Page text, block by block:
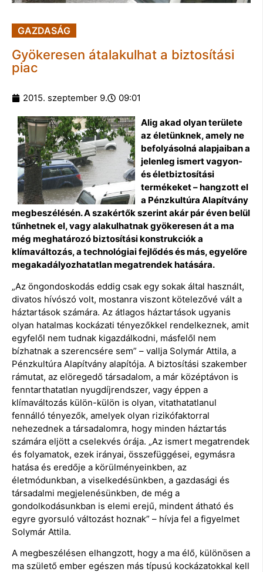
GAZDASÁG
Gyökeresen átalakulhat a biztosítási
piac
2015. szeptember 9. 09:01
Alig akad olyan területe
az életünknek, amely ne
befolyásolná alapjaiban a
jelenleg ismert vagyon-
és életbiztosítási
termékeket – hangzott el
a Pénzkultúra Alapítvány
megbeszélésén. A szakértők szerint akár pár éven belül
tűnhetnek el, vagy alakulhatnak gyökeresen át a ma
még meghatározó biztosítási konstrukciók a
klímaváltozás, a technológiai fejlődés és más, egyelőre
megakadályozhatatlan megatrendek hatására.
„Az öngondoskodás eddig csak egy sokak által használt,
divatos hívószó volt, mostanra viszont kötelezővé vált a
háztartások számára. Az átlagos háztartások ugyanis
olyan hatalmas kockázati tényezőkkel rendelkeznek, amit
egyfelől nem tudnak kigazdálkodni, másfelől nem
bízhatnak a szerencsére sem” – vallja Solymár Attila, a
Pénzkultúra Alapítvány alapítója. A biztosítási szakember
rámutat, az elöregedő társadalom, a már középtávon is
fenntarthatatlan nyugdíjrendszer, vagy éppen a
klímaváltozás külön-külön is olyan, vitathatatlanul
fennálló tényezők, amelyek olyan rizikófaktorral
nehezednek a társadalomra, hogy minden háztartás
számára eljött a cselekvés órája. „Az ismert megatrendek
és folyamatok, ezek irányai, összefüggései, egymásra
hatása és eredője a körülményeinkben, az
életmódunkban, a viselkedésünkben, a gazdasági és
társadalmi megjelenésünkben, de még a
gondolkodásunkban is elemi erejű, mindent átható és
egyre gyorsuló változást hoznak” – hívja fel a figyelmet
Solymár Attila.
A megbeszélésen elhangzott, hogy a ma élő, különösen a
ma születő ember egészen más típusú kockázatokkal kell